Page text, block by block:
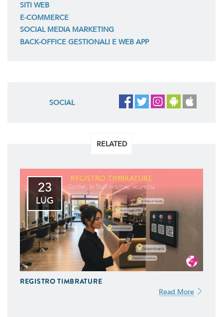
SITI WEB
E-COMMERCE
SOCIAL MEDIA MARKETING
BACK-OFFICE GESTIONALI E WEB APP
SOCIAL
RELATED
23
LUG
REGISTRO TIMBRATURE
Read More